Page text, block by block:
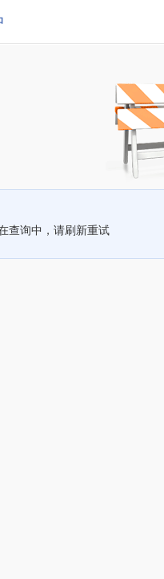
查询中，请刷新重试